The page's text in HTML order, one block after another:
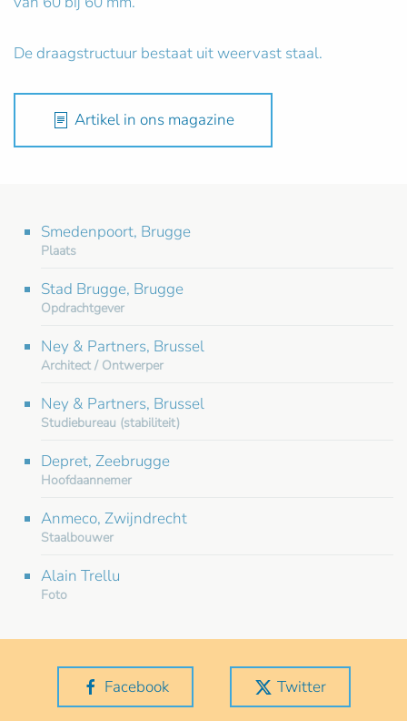
De draagstructuur bestaat uit weervast staal.
Artikel in ons magazine
Smedenpoort, Brugge
Plaats
Stad Brugge, Brugge
Opdrachtgever
Ney & Partners, Brussel
Architect / Ontwerper
Ney & Partners, Brussel
Studiebureau (stabiliteit)
Depret, Zeebrugge
Hoofdaannemer
Anmeco, Zwijndrecht
Staalbouwer
Alain Trellu
Foto
Facebook Twitter